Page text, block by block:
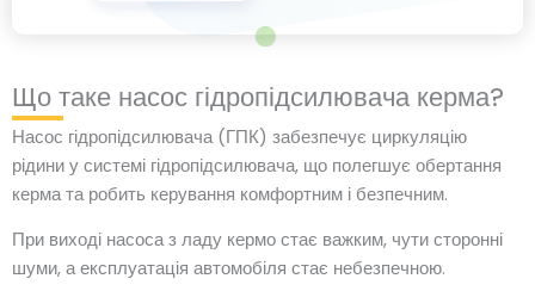
Що таке насос гідропідсилювача керма?
Насос гідропідсилювача (ГПК) забезпечує циркуляцію
рідини у системі гідропідсилювача, що полегшує обертання
керма та робить керування комфортним і безпечним.
При виході насоса з ладу кермо стає важким, чути сторонні
шуми, а експлуатація автомобіля стає небезпечною.